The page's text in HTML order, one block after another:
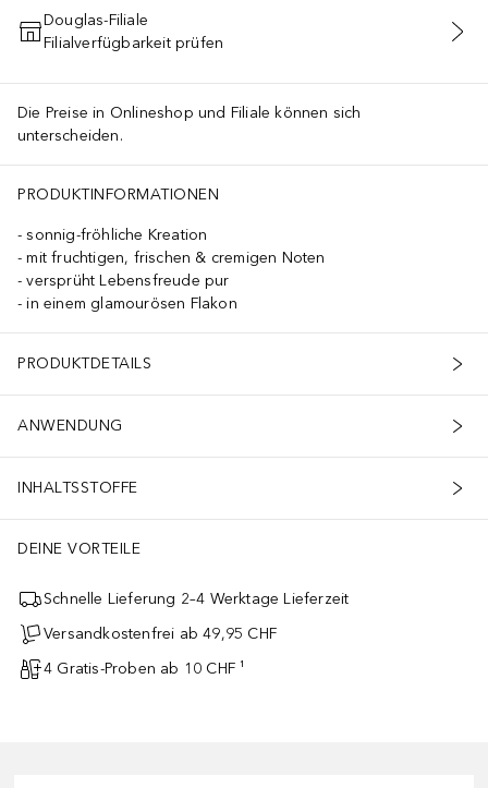
IN DEN WARENKORB
Douglas-Filiale
Filialverfügbarkeit prüfen
Die Preise in Onlineshop und Filiale können sich
unterscheiden.
PRODUKTINFORMATIONEN
sonnig-fröhliche Kreation
mit fruchtigen, frischen & cremigen Noten
versprüht Lebensfreude pur
in einem glamourösen Flakon
PRODUKTDETAILS
ANWENDUNG
INHALTSSTOFFE
DEINE VORTEILE
Schnelle Lieferung 2–4 Werktage Lieferzeit
Versandkostenfrei ab 49,95 CHF
4 Gratis-Proben ab 10 CHF ¹